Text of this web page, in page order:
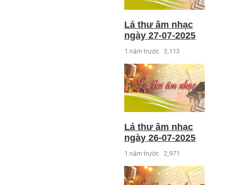
Lá thư âm nhạc
ngày 27-07-2025
1 năm trước 3,113
Lá thư âm nhạc
ngày 26-07-2025
1 năm trước 2,971